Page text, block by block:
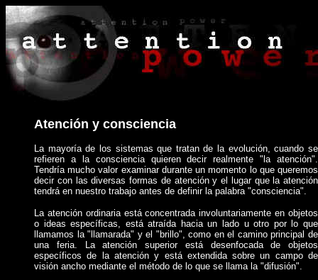
Atención y consciencia
La mayoría de los sistemas que tratan de la evolución, cuando se
refieren a la consciencia quieren decir realmente "la atención".
Tendría mucho valor examinar durante un momento lo que queremos
decir con las diversas formas de atención y el lugar que la atención
tendrá en nuestro trabajo antes de definir la palabra "consciencia".
La atención ordinaria está concentrada involuntariamente en objetos
o ideas específicas, está atraída hacia un lado u otro por lo que
llamamos la "llamarada" y el "brillo", como en el camino principal de
una feria. La atención superior está desenfocada de objetos
específicos de la atención y está extendida sobre un campo de
visión ancho mediante el método de lo que se llama la "difusión".